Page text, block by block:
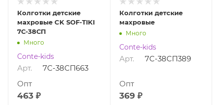
Колготки детские
махровые CK SOF-TIKI
7С-38СП
Много
Conte-kids
Арт. 7С-38СП663
463 ₽
Опт
Колготки детские
махровые
Много
Conte-kids
Арт. 7С-38СП389
369 ₽
Опт